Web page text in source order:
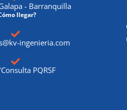
- Barranquilla
llegar?
ingenieria.com
PQRSF